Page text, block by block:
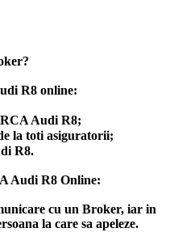
R8 online:
Audi R8;
la toti asiguratorii;
R8.
Audi R8 Online:
cu un Broker, iar in
la care sa apeleze.